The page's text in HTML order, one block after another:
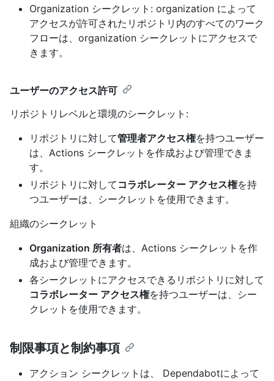
Organization シークレット: organization によって
アクセスが許可されたリポジトリ内のすべてのワーク
フローは、organization シークレットにアクセスで
きます。
ユーザーのアクセス許可
リポジトリレベルと環境のシークレット:
リポジトリに対して管理者アクセス権を持つユーザー
は、Actions シークレットを作成および管理できま
す。
リポジトリに対して コラボレーター アクセス権を持
つユーザーは、シークレットを使用できます。
組織のシークレット
Organization 所有者は、Actions シークレットを作
成および管理できます。
各シークレットにアクセスできるリポジトリに対して
コラボレーター アクセス権を持つユーザーは、シー
クレットを使用できます。
制限事項と制約事項
アクション シークレットは、 Dependabotによって